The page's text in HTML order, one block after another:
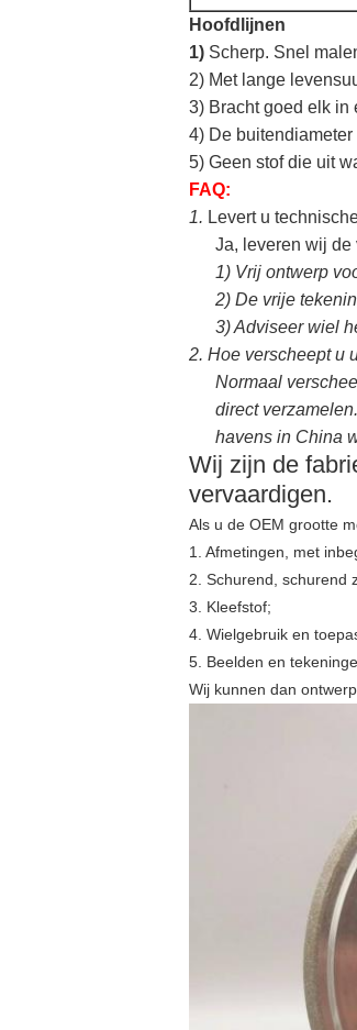
Hoofdlijnen
1) Scherp. Snel
2) Met lange
3) Bracht goed elk in
4) De
5) Geen stof die uit
FAQ:
1. Levert u
Ja, leveren wij de
1) Vrij ontwerp
2) De vrije
3)Adviseer wiel
2. Hoe verscheept u
Normaal
direct
havens in China
Wij zijn de
vervaardigen.
Als u de OEM grootte
1. Afmetingen, met
2. Schurend, schurend
3. Kleefstof;
4. Wielgebruik en
5. Beelden en
Wij kunnen dan